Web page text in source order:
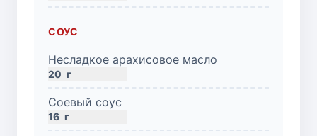
СОУС
Несладкое арахисовое масло
20 г
Соевый соус
16 г